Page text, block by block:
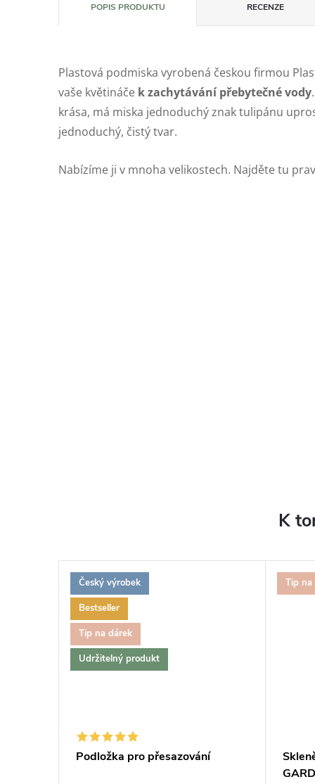
POPIS PRODUKTU RECENZE
Plastová podmiska vyrobená českou firmou
vaše květináče k zachytávání přebytečné vody
krása, má miska jednoduchý znak tulipánu
jednoduchý, čistý tvar.
Nabízíme ji v mnoha velikostech. Najděte tu
K
Český výrobek
Bestseller
Tip na dárek
Udržitelný produkt
Podložka pro přesazování
Tip na